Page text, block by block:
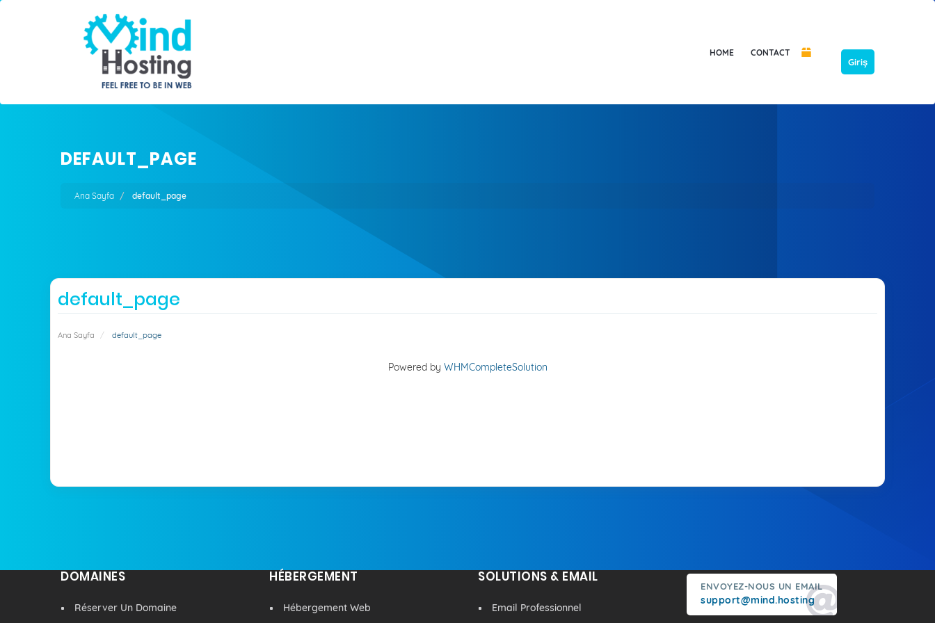
HOME CONTACT
Giriş
DEFAULT_PAGE
Ana Sayfa default_page
default_page
Ana Sayfa default_page
Powered by WHMCompleteSolution
DOMAINES
Réserver Un Domaine
HÉBERGEMENT
Hébergement Web
SOLUTIONS & EMAIL
Email Professionnel
ENVOYEZ-NOUS UN EMAIL
support@mind.hosting